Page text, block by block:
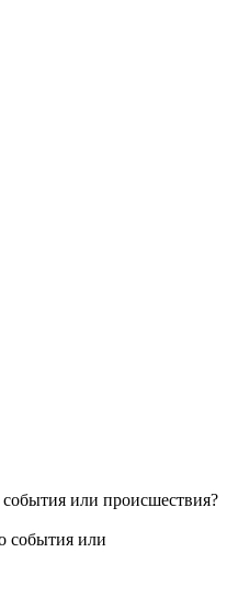
или происшествия?
события или